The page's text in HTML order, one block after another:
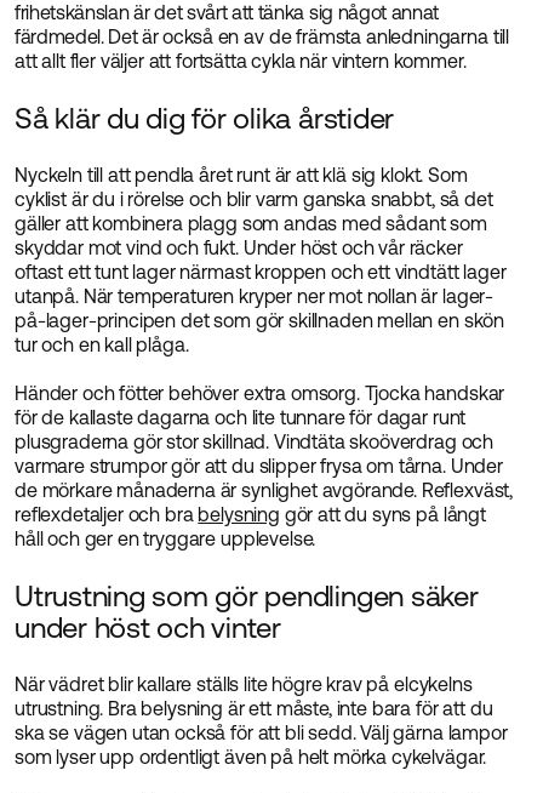
frihetskänslan är det svårt att tänka sig något annat
färdmedel. Det är också en av de främsta anledningarna till
att allt fler väljer att fortsätta cykla när vintern kommer.
Så klär du dig för olika årstider
Nyckeln till att pendla året runt är att klä sig klokt. Som
cyklist är du i rörelse och blir varm ganska snabbt, så det
gäller att kombinera plagg som andas med sådant som
skyddar mot vind och fukt. Under höst och vår räcker
oftast ett tunt lager närmast kroppen och ett vindtätt lager
utanpå. När temperaturen kryper ner mot nollan är lager-
på-lager-principen det som gör skillnaden mellan en skön
tur och en kall plåga.
Händer och fötter behöver extra omsorg. Tjocka handskar
för de kallaste dagarna och lite tunnare för dagar runt
plusgraderna gör stor skillnad. Vindtäta skoöverdrag och
varmare strumpor gör att du slipper frysa om tårna. Under
de mörkare månaderna är synlighet avgörande. Reflexväst,
reflexdetaljer och brabelysning gör att du syns på långt
håll och ger en tryggare upplevelse.
Utrustning som gör pendlingen säker
under höst och vinter
När vädret blir kallare ställs lite högre krav på elcykelns
utrustning. Bra belysning är ett måste, inte bara för att du
ska se vägen utan också för att bli sedd. Välj gärna lampor
som lyser upp ordentligt även på helt mörka cykelvägar.